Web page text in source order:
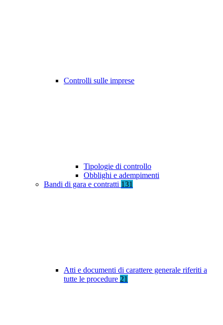
Controlli sulle imprese
Tipologie di controllo
Obblighi e adempimenti
Bandi di gara e contratti 131
Atti e documenti di carattere generale riferiti a
tutte le procedure 21